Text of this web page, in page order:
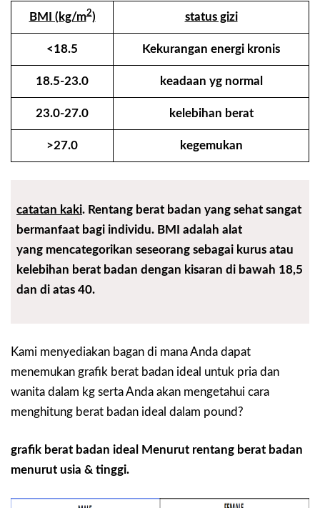
BMI (kg/m2) status gizi
<18.5 Kekurangan energi kronis
18.5-23.0 keadaan yg normal
23.0-27.0 kelebihan berat
>27.0 kegemukan
catatan kaki. Rentang berat badan yang sehat sangat
bermanfaat bagi individu. BMI adalah alat
yang mencategorikan seseorang sebagai kurus atau
kelebihan berat badan dengan kisaran di bawah 18,5
dan di atas 40.
Kami menyediakan bagan di mana Anda dapat
menemukan grafik berat badan ideal untuk pria dan
wanita dalam kg serta Anda akan mengetahui cara
menghitung berat badan ideal dalam pound?
grafik berat badan ideal Menurut rentang berat badan
menurut usia & tinggi.